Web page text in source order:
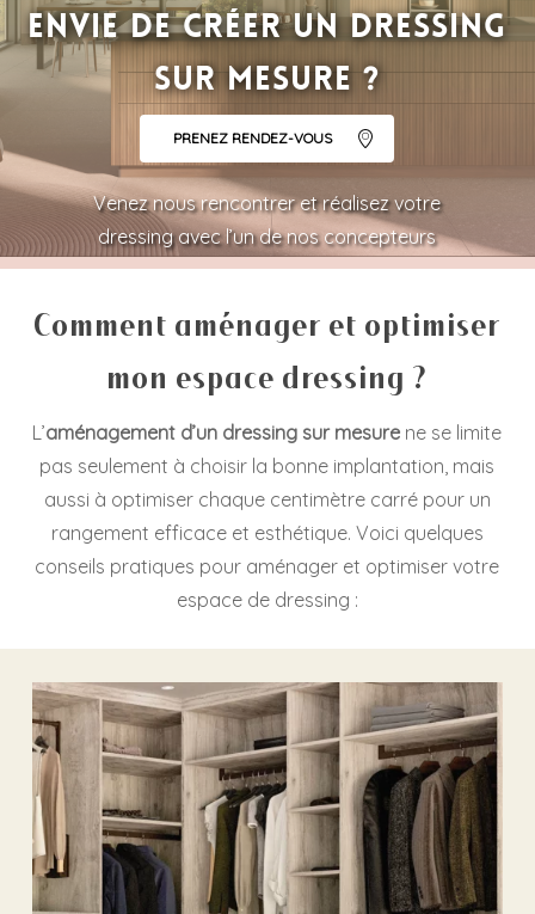
Envie de créer un dressing
sur mesure ?
PRENEZ RENDEZ-VOUS
Venez nous rencontrer et réalisez votre
dressing avec l’un de nos concepteurs
Comment aménager et optimiser
mon espace dressing ?
L’aménagement d’un dressing sur mesure ne se limite
pas seulement à choisir la bonne implantation, mais
aussi à optimiser chaque centimètre carré pour un
rangement efficace et esthétique. Voici quelques
conseils pratiques pour aménager et optimiser votre
espace de dressing :